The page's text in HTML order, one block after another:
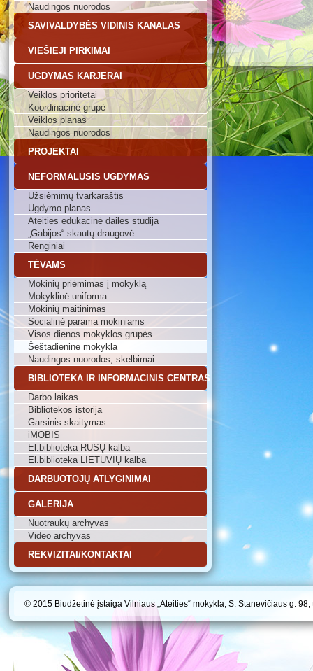
Naudingos nuorodos
SAVIVALDYBĖS VIDINIS KANALAS
VIEŠIEJI PIRKIMAI
UGDYMAS KARJERAI
Veiklos prioritetai
Koordinacinė grupė
Veiklos planas
Naudingos nuorodos
PROJEKTAI
NEFORMALUSIS UGDYMAS
Užsiėmimų tvarkaraštis
Ugdymo planas
Ateities edukacinė dailės studija
„Gabijos“ skautų draugovė
Renginiai
TĖVAMS
Mokinių priėmimas į mokyklą
Mokyklinė uniforma
Mokinių maitinimas
Socialinė parama mokiniams
Visos dienos mokyklos grupės
Šeštadieninė mokykla
Naudingos nuorodos, skelbimai
BIBLIOTEKA IR INFORMACINIS CENTRAS
Darbo laikas
Bibliotekos istorija
Garsinis skaitymas
iMOBIS
El.biblioteka RUSŲ kalba
El.biblioteka LIETUVIŲ kalba
DARBUOTOJŲ ATLYGINIMAI
GALERIJA
Nuotraukų archyvas
Video archyvas
REKVIZITAI/KONTAKTAI
© 2015 Biudžetinė įstaiga Vilniaus „Ateities“ mokykla, S. Stanevičiaus g.